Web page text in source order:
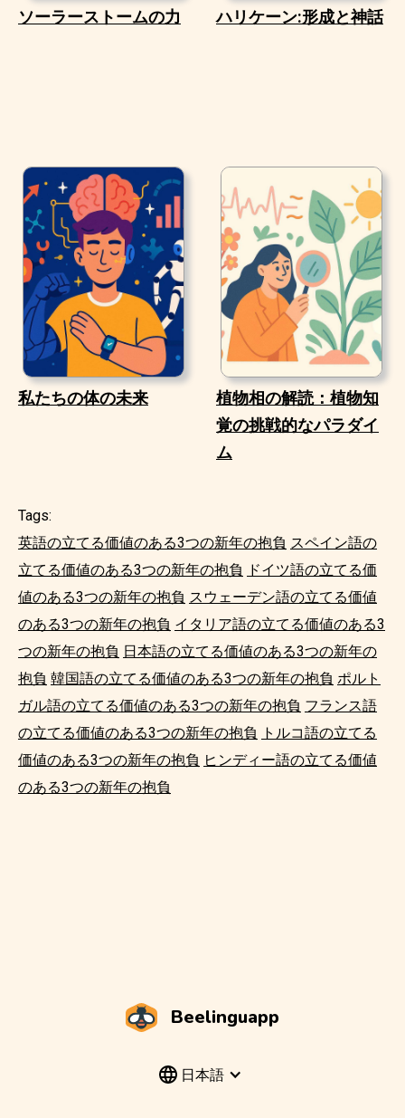
ソーラーストームの力 ハリケーン:形成と神話
私たちの体の未来
植物相の解読：植物知
覚の挑戦的なパラダイ
ム
Tags:
英語の立てる価値のある3つの新年の抱負 スペイン語の
立てる価値のある3つの新年の抱負 ドイツ語の立てる価
値のある3つの新年の抱負 スウェーデン語の立てる価値
のある3つの新年の抱負 イタリア語の立てる価値のある3
つの新年の抱負 日本語の立てる価値のある3つの新年の
抱負 韓国語の立てる価値のある3つの新年の抱負 ポルト
ガル語の立てる価値のある3つの新年の抱負 フランス語
の立てる価値のある3つの新年の抱負 トルコ語の立てる
価値のある3つの新年の抱負 ヒンディー語の立てる価値
のある3つの新年の抱負
Beelinguapp
日本語